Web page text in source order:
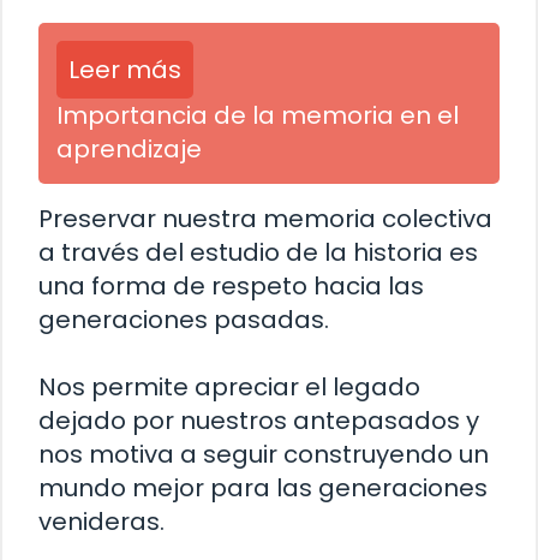
Leer más
Importancia de la memoria en el
aprendizaje
Preservar nuestra memoria colectiva
a través del estudio de la historia es
una forma de respeto hacia las
generaciones pasadas.
Nos permite apreciar el legado
dejado por nuestros antepasados y
nos motiva a seguir construyendo un
mundo mejor para las generaciones
venideras.